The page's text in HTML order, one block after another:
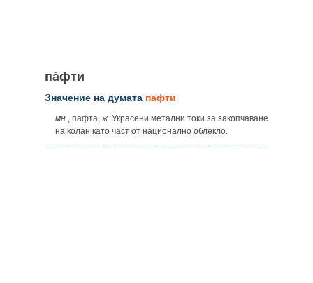
па̀фти
Значение на думата пафти
мн., пафта,ж. Украсени метални токи за закопчаване
на колан като част от национално облекло.